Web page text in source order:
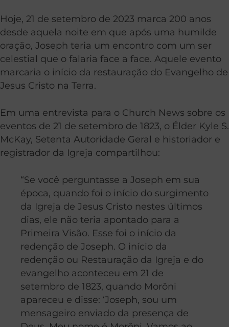
Hoje, 21 de setembro de 2023 marca 200 anos
desde aquela noite em que após uma humilde
oração, Joseph teria um encontro com um ser
celestial que o falaria face a face. Aquele evento
marcaria o início da restauração do Evangelho de
Jesus Cristo na Terra.
Em uma entrevista para o Church News sobre os
eventos de 21 de setembro de 1823, o Élder Kyle S.
McKay, Setenta Autoridade Geral e historiador e
registrador da Igreja compartilhou:
“Se você perguntasse a Joseph em sua
época, quando foi o início do surgimento
da Igreja de Jesus Cristo nestes últimos
dias, ele não teria apontado para a
Primeira Visão. Esse foi o início da
redenção de Joseph. O início da
redenção ou Restauração da Igreja e do
evangelho aconteceu em 21 de
setembro de 1823, quando Morôni
apareceu e disse: ‘Joseph, sou um
mensageiro enviado da presença de